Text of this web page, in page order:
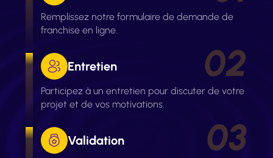
Remplissez notre formulaire de demande de
franchise en ligne.
Entretien
Participez à un entretien pour discuter de votre
projet et de vos motivations.
Validation